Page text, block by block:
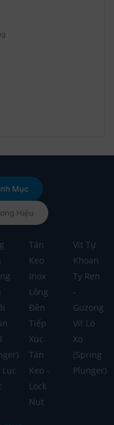
Mục
Hiệu
Tán
Keo
Inox
Lông
Đền
Tiếp
Xúc
Tán
Keo -
Lock
Nut
Vít Tự
Khoan
Ty Ren
-
Guzong
Vít Lò
Xo
(Spring
Plunger)